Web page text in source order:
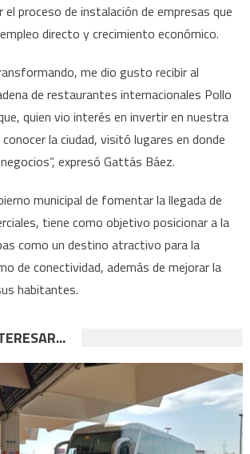
el proceso de instalación de empresas que
directo y crecimiento económico.
me dio gusto recibir al
de restaurantes internacionales Pollo
quien vio interés en invertir en nuestra
la ciudad, visitó lugares en donde
expresó Gattás Báez.
municipal de fomentar la llegada de
tiene como objetivo posicionar a la
como un destino atractivo para la
de conectividad, además de mejorar la
habitantes.